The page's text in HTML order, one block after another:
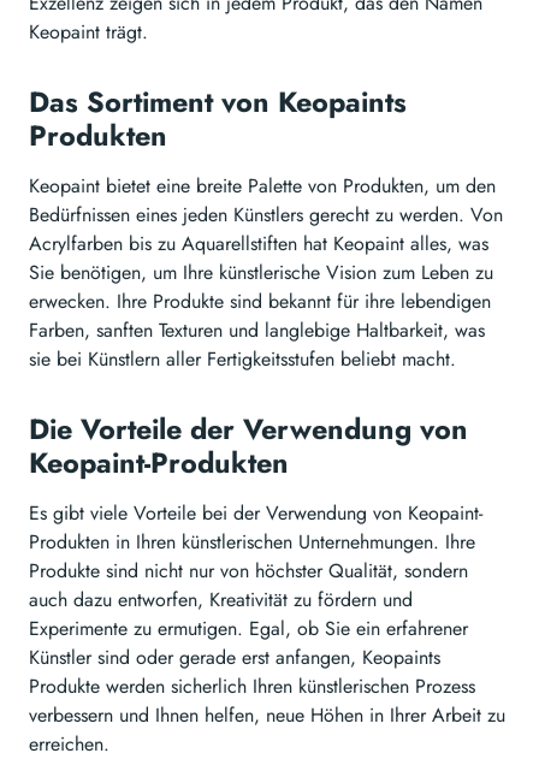
Keopaint trägt.
Das Sortiment von Keopaints
Produkten
Keopaint bietet eine breite Palette von Produkten, um den
Bedürfnissen eines jeden Künstlers gerecht zu werden. Von
Acrylfarben bis zu Aquarellstiften hat Keopaint alles, was
Sie benötigen, um Ihre künstlerische Vision zum Leben zu
erwecken. Ihre Produkte sind bekannt für ihre lebendigen
Farben, sanften Texturen und langlebige Haltbarkeit, was
sie bei Künstlern aller Fertigkeitsstufen beliebt macht.
Die Vorteile der Verwendung von
Keopaint-Produkten
Es gibt viele Vorteile bei der Verwendung von Keopaint-
Produkten in Ihren künstlerischen Unternehmungen. Ihre
Produkte sind nicht nur von höchster Qualität, sondern
auch dazu entworfen, Kreativität zu fördern und
Experimente zu ermutigen. Egal, ob Sie ein erfahrener
Künstler sind oder gerade erst anfangen, Keopaints
Produkte werden sicherlich Ihren künstlerischen Prozess
verbessern und Ihnen helfen, neue Höhen in Ihrer Arbeit zu
erreichen.